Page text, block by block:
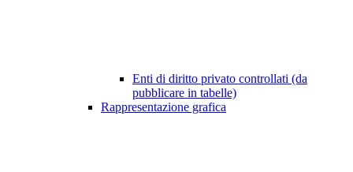
Enti di diritto privato controllati (da
pubblicare in tabelle)
Rappresentazione grafica